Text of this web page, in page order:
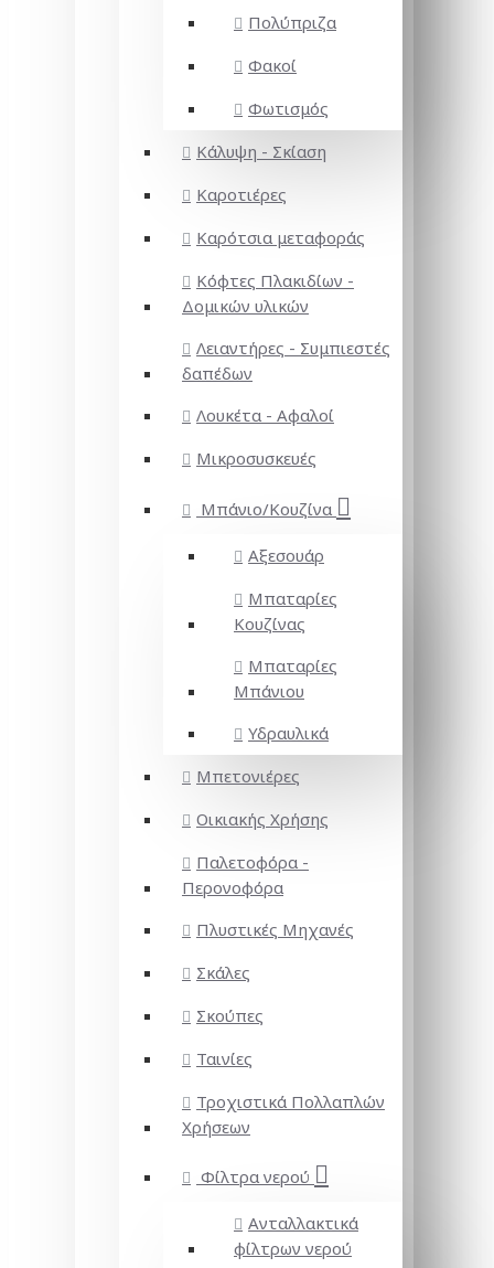
Πολύπριζα
Φακοί
Φωτισμός
Κάλυψη - Σκίαση
Καροτιέρες
Καρότσια μεταφοράς
Κόφτες Πλακιδίων -
Δομικών υλικών
Λειαντήρες - Συμπιεστές
δαπέδων
Λουκέτα - Αφαλοί
Μικροσυσκευές
Μπάνιο/Κουζίνα
Αξεσουάρ
Μπαταρίες
Κουζίνας
Μπαταρίες
Μπάνιου
Υδραυλικά
Μπετονιέρες
Οικιακής Χρήσης
Παλετοφόρα -
Περονοφόρα
Πλυστικές Μηχανές
Σκάλες
Σκούπες
Ταινίες
Τροχιστικά Πολλαπλών
Χρήσεων
Φίλτρα νερού
Ανταλλακτικά
φίλτρων νερού